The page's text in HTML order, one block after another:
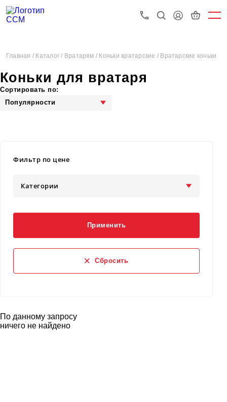
Главная / Каталог / Вратарям / Коньки вратарские / Вратарские коньки
Коньки для вратаря
Сортировать по:
Популярности
Фильтр по цене
Категории
Применить
Сбросить
По данному запросу
ничего не найдено